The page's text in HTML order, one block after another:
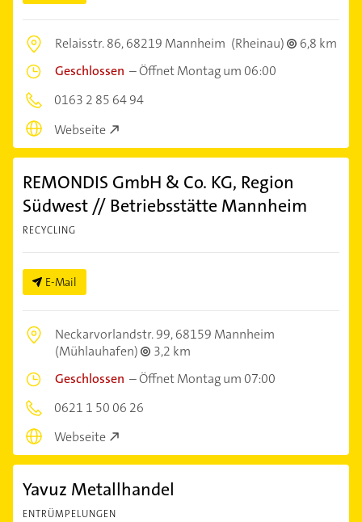
Relaisstr. 86,68219 Mannheim (Rheinau)
6,8 km
Geschlossen –Öffnet Montag um 06:00
0163 2 85 64 94
Webseite
REMONDIS GmbH & Co. KG, Region
Südwest // Betriebsstätte Mannheim
RECYCLING
E-Mail
Neckarvorlandstr. 99,68159 Mannheim
(Mühlauhafen)
3,2 km
Geschlossen –Öffnet Montag um 07:00
0621 1 50 06 26
Webseite
Yavuz Metallhandel
ENTRÜMPELUNGEN